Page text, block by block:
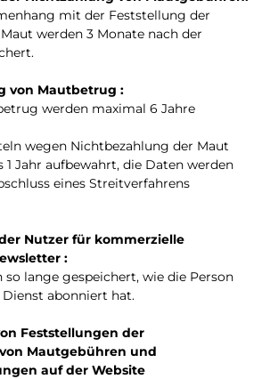
mit der Feststellung der
werden 3 Monate nach der
von Mautbetrug :
werden maximal 6 Jahre
wegen Nichtbezahlung der Maut
1 Jahr aufbewahrt, die Daten werden
eines Streitverfahrens
Nutzer für kommerzielle
:
so lange gespeichert, wie die Person
abonniert hat.
Feststellungen der
Mautgebühren und
auf der Website